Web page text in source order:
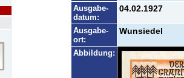
Ausgabe-
datum:
04.02.1927
Ausgabe-
ort:
Wunsiedel
Abbildung: